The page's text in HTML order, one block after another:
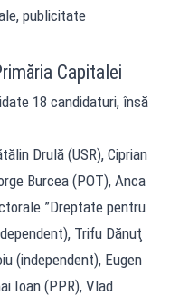
publicitate
Capitalei
18 candidaturi, însă
Drulă (USR), Ciprian
Burcea (POT), Anca
”Dreptate pentru
Trifu Dănuţ
(independent), Eugen
Ioan (PPR), Vlad